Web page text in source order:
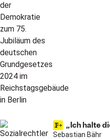
„Ich halte
Sebastian Bähr